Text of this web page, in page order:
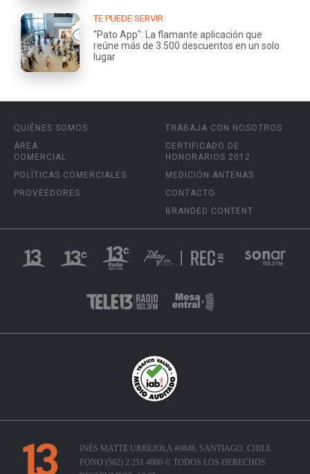
TE PUEDE SERVIR
"Pato App": La flamante aplicación que
reúne más de 3.500 descuentos en un solo
lugar
QUIÉNES SOMOS
ÁREA
COMERCIAL
POLÍTICAS COMERCIALES
PROVEEDORES
TRABAJA CON NOSOTROS
CERTIFICADO DE
HONORARIOS 2012
MEDICIÓN ANTENAS
CONTACTO
BRANDED CONTENT
INÉS MATTE URREJOLA #0848, SANTIAGO, CHILE
FONO (562) 2 251 4000 © TODOS LOS DERECHOS